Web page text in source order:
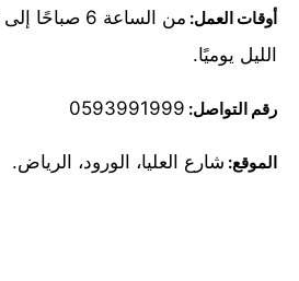
أوقات العمل:
الليل يوميًا.
رقم التواصل: 0593991999
الموقع: شارع العليا، الورود، الرياض.